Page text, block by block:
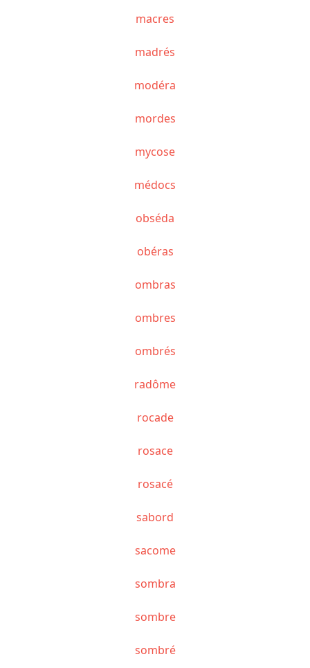
macres
madrés
modéra
mordes
mycose
médocs
obséda
obéras
ombras
ombres
ombrés
radôme
rocade
rosace
rosacé
sabord
sacome
sombra
sombre
sombré